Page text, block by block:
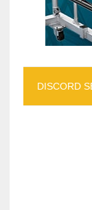
DISCORD